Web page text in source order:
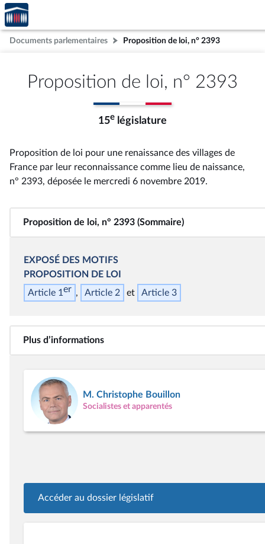
Aller au contenu
Aller en bas de la page
Accèder
à la
page
d'accueil
Documents parlementaires Proposition de loi, n° 2393
Proposition de loi, n° 2393
15e législature
Proposition de loi pour une renaissance des villages de
France par leur reconnaissance comme lieu de naissance,
n° 2393, déposée le mercredi 6 novembre 2019.
Proposition de loi, n° 2393 (Sommaire)
EXPOSÉ DES MOTIFS
PROPOSITION DE LOI
Article 1er Article 2 Article 3
Plus d’informations
M. Christophe Bouillon
Socialistes et apparentés
Accéder au dossier législatif